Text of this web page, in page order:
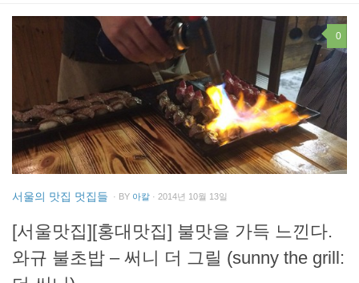
0
서울의 맛집 멋집들 · BY 아칼 · 2014년 10월 13일
[서울맛집][홍대맛집] 불맛을 가득 느낀다.
와규 불초밥 – 써니 더 그릴 (sunny the grill: